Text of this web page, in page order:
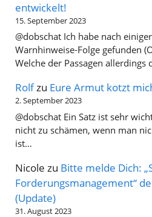
entwickelt!
15. September 2023
@dobschat Ich habe nach
Warnhinweise-Folge gefunden
Welche der Passagen
Rolfzu Eure Armut kotzt
2. September 2023
@dobschat Ein Satz ist sehr
nicht zu schämen, wenn man
ist…
Nicole zu Bitte melde Dich:
Forderungsmanagement“
(Update)
31. August 2023